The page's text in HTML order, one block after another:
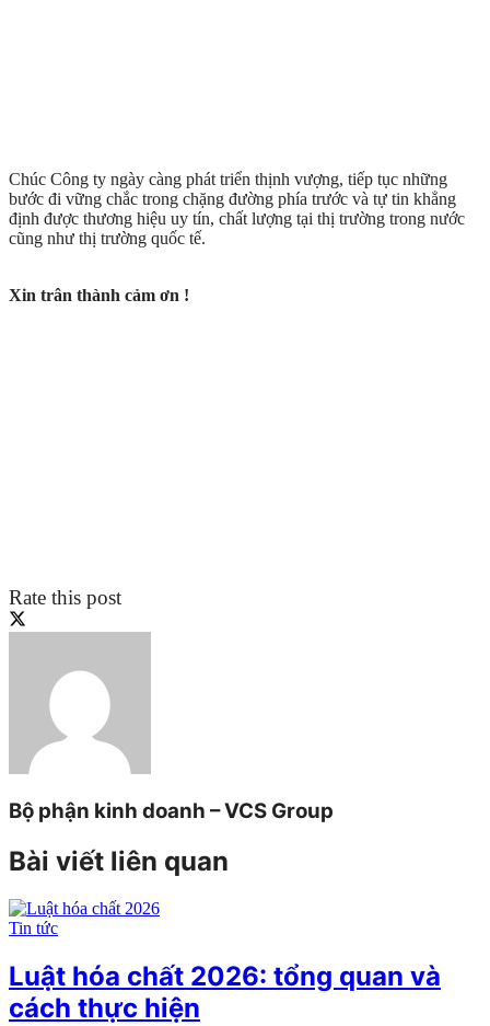
Chúc Công ty ngày càng phát triển thịnh vượng, tiếp tục những
bước đi vững chắc trong chặng đường phía trước và tự tin khẳng
định được thương hiệu uy tín, chất lượng tại thị trường trong nước
cũng như thị trường quốc tế.
Xin trân thành cảm ơn !
Rate this post
Bộ phận kinh doanh – VCS Group
Bài viết liên quan
Tin tức
Luật hóa chất 2026: tổng quan và
cách thực hiện